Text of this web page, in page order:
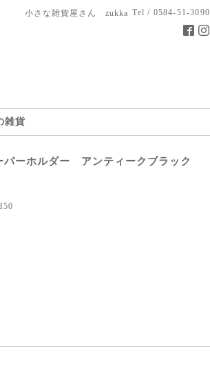
小さな雑貨屋さん zukka Tel / 0584-51-3090
雑貨
パーホルダー アンティークブラック